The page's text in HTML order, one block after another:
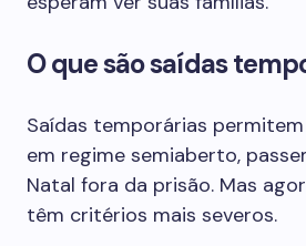
O que são saídas
Saídas temporárias
em regime semiaberto,
Natal fora da prisão. Mas
têm critérios mais severos.